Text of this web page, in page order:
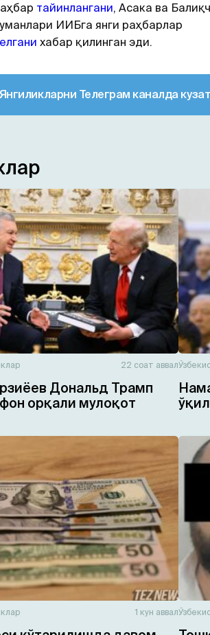
тайинлангани , Асака ва
ИИБга янги раҳбарлар
хабар қилинган эди.
Янгиликларни Телеграм каналда
22 соат аввал
Дональд Трамп
орқали мулоқот
1 кун аввал